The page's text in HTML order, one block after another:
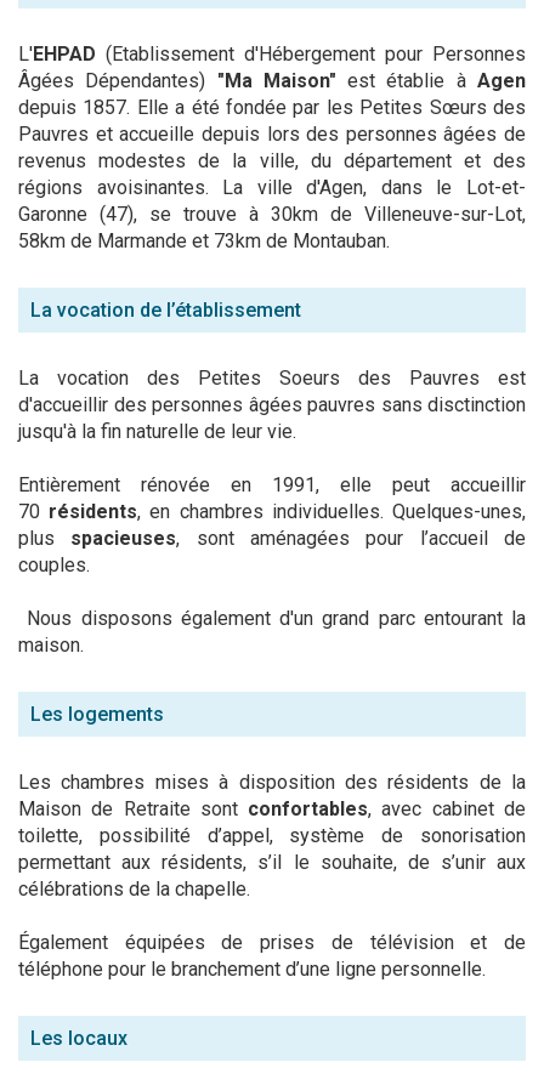
L'EHPAD (Etablissement d'Hébergement pour Personnes
Âgées Dépendantes) "Ma Maison" est établie àAgen
depuis 1857. Elle a été fondée par les Petites Sœurs des
Pauvres et accueille depuis lors des personnes âgées de
revenus modestes de la ville, du département et des
régions avoisinantes. La ville d'Agen, dans le Lot-et-
Garonne (47), se trouve à 30km de Villeneuve-sur-Lot,
58km de Marmande et 73km de Montauban.
La vocation de l’établissement
La vocation des Petites Soeurs des Pauvres est
d'accueillir des personnes âgées pauvres sans disctinction
jusqu'à la fin naturelle de leur vie.
Entièrement rénovée en 1991, elle peut accueillir
70 résidents, en chambres individuelles. Quelques-unes,
plus spacieuses, sont aménagées pour l’accueil de
couples.
Nous disposons également d'un grand parc entourant la
maison.
Les logements
Les chambres mises à disposition des résidents de la
Maison de Retraite sont confortables, avec cabinet de
toilette, possibilité d’appel, système de sonorisation
permettant aux résidents, s’il le souhaite, de s’unir aux
célébrations de la chapelle.
Également équipées de prises de télévision et de
téléphone pour le branchement d’une ligne personnelle.
Les locaux